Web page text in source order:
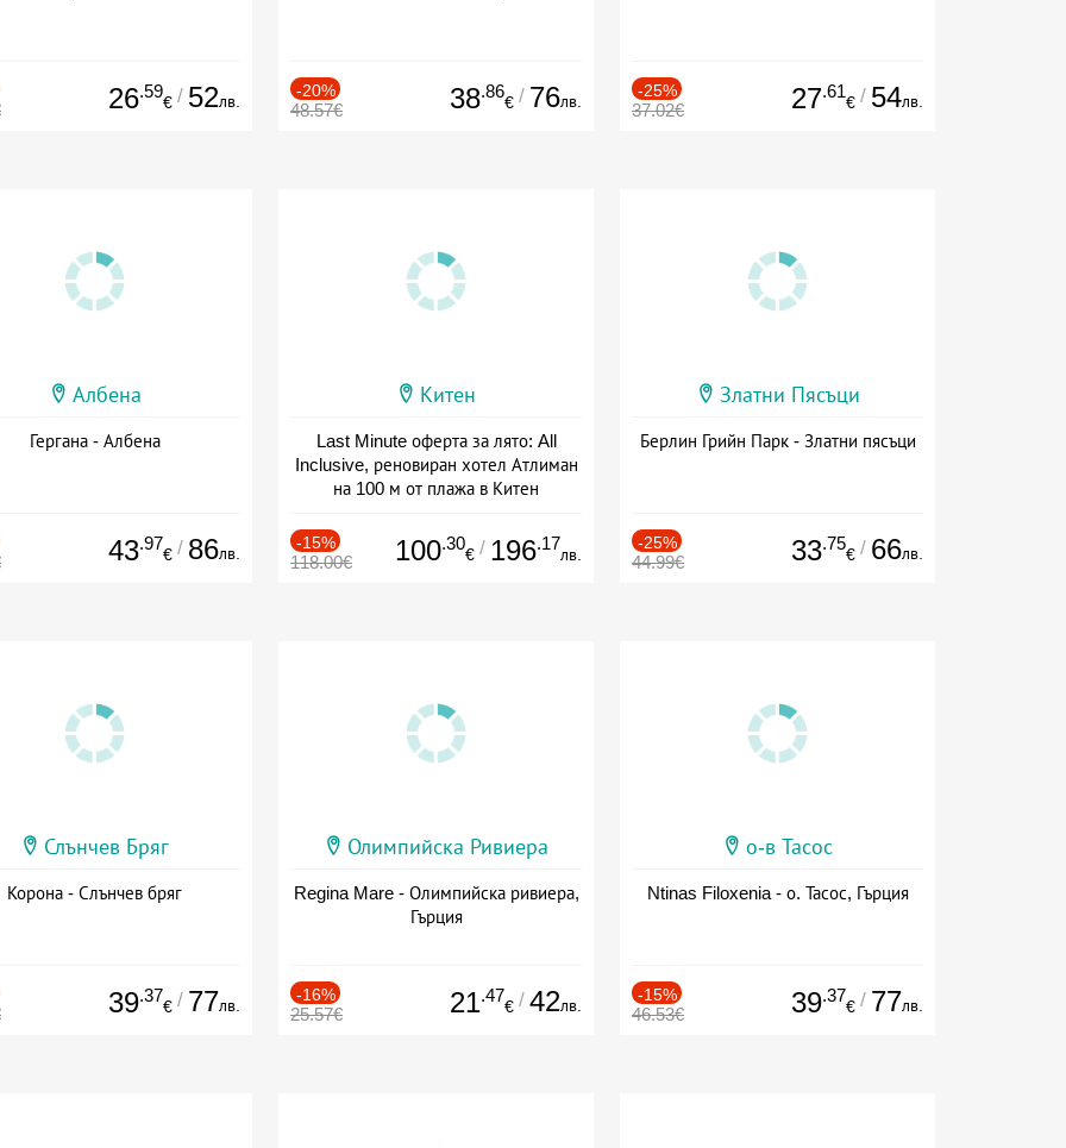
26.59
€ / 52лв.
-20%
48.57€ 38.86
€ / 76лв.
-25%
37.02€ 27.61
€ / 54лв.
Албена
Гергана - Албена
43.97
€ / 86лв.
Китен
Last Minute оферта за лято: All
Inclusive, реновиран хотел Атлиман
на 100 м от плажа в Китен
-15%
118.00€ 100.30
€ / 196.17
лв.
Златни Пясъци
Берлин Грийн Парк - Златни пясъци
-25%
44.99€ 33.75
€ / 66лв.
Слънчев Бряг
Корона - Слънчев бряг
39.37
€ / 77лв.
Олимпийска Ривиера
Regina Mare - Олимпийска ривиера,
Гърция
-16%
25.57€ 21.47
€ / 42лв.
о-в Тасос
Ntinas Filoxenia - о. Тасос, Гърция
-15%
46.53€ 39.37
€ / 77лв.